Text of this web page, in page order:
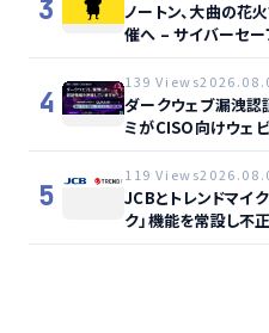
3
ノートン、大曲の花
催へ – サイバーセー
4
139 Views
ダークウェブ漏洩認
ミがCISO向けウェ
5
119 Views
JCBとトレンドマイ
ク」機能を常設し不